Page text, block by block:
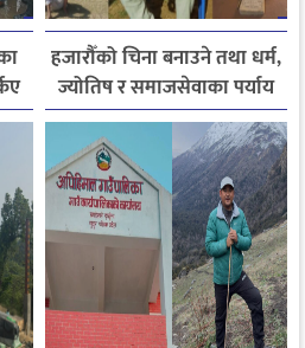
हजारौँको चिना बनाउने तथा धर्म,
ज्योतिष र समाजसेवाका पर्याय
धनदेव जोशी अब स्मृतिमा